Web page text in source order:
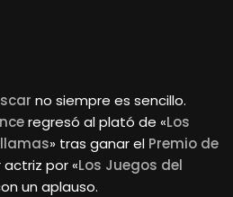
no siempre es sencillo.
regresó al plató de «Los
» tras ganar el Premio de
por «Los Juegos del
un aplauso.